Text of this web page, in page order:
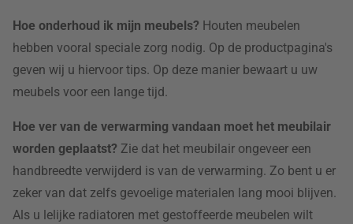
Hoe onderhoud ik mijn meubels? Houten meubelen
hebben vooral speciale zorg nodig. Op de productpagina's
geven wij u hiervoor tips. Op deze manier bewaart u uw
meubels voor een lange tijd.
Hoe ver van de verwarming vandaan moet het meubilair
worden geplaatst? Zie dat het meubilair ongeveer een
handbreedte verwijderd is van de verwarming. Zo bent u er
zeker van dat zelfs gevoelige materialen lang mooi blijven.
Als u lelijke radiatoren met gestoffeerde meubelen wilt